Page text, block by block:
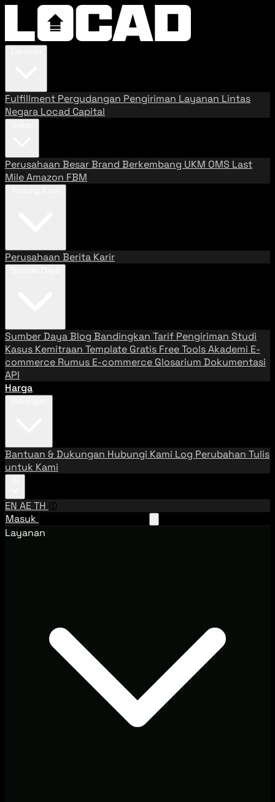
Fulfillment Pergudangan Pengiriman Layanan Lintas
Negara Locad Capital
Perusahaan BesarBrand Berkembang UKM OMS Last
MileAmazon FBM
Perusahaan Berita Karir
Sumber DayaBlog Bandingkan Tarif Pengiriman Studi
Kasus Kemitraan Template Gratis Free ToolsAkademi E-
commerce Rumus E-commerce Glosarium Dokumentasi
API
Harga
Bantuan & Dukungan Hubungi Kami Log Perubahan Tulis
untuk Kami
EN AETH ID
Masuk
Layanan